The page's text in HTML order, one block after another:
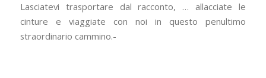
Lasciatevi trasportare dal racconto, … allacciate le
cinture e viaggiate con noi in questo penultimo
straordinario cammino.-